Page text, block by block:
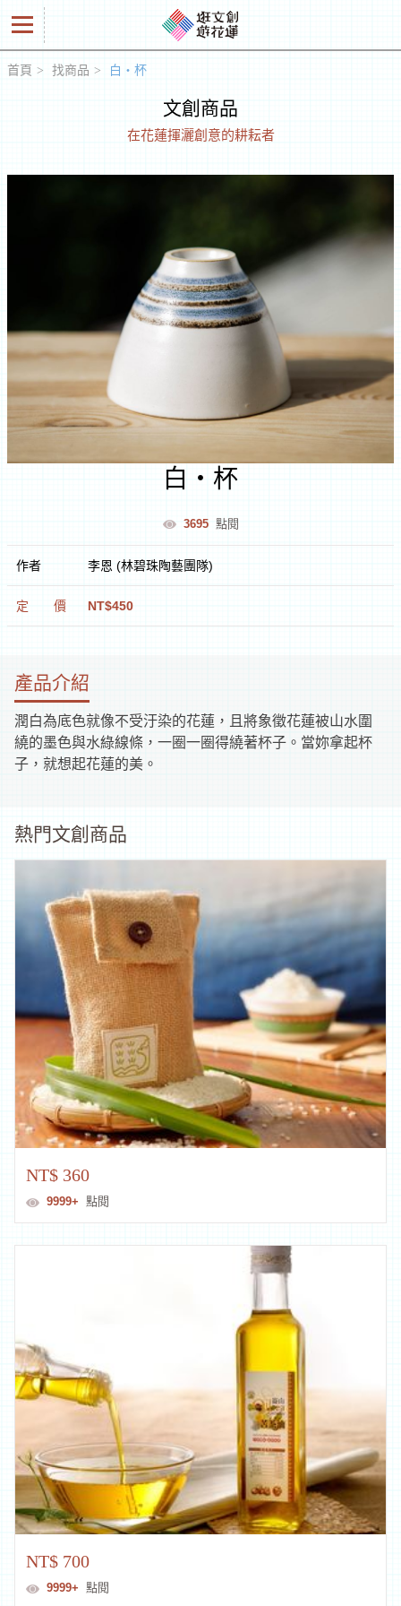
品
工
作
室
創
遊
蓮文
化
體
驗
逛
補
助
資
訊
首頁 找商品 白‧杯
文創商品
在花蓮揮灑創意的耕耘者
白‧杯
3695 點閱
作者 李恩 (林碧珠陶藝團隊)
定價 NT$450
產品介紹
潤白為底色就像不受汙染的花蓮，且將象徵花蓮被山水圍
繞的墨色與水綠線條，一圈一圈得繞著杯子。當妳拿起杯
子，就想起花蓮的美。
熱門文創商品
NT$ 360
9999+ 點閱
NT$ 700
9999+ 點閱